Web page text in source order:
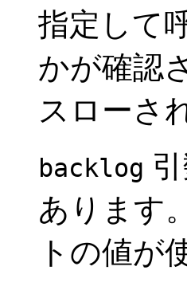
指定して
かが確認
スローさ
backlog
あります
トの値が